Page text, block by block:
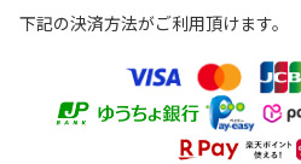
下記の決済方法がご利用頂けます。